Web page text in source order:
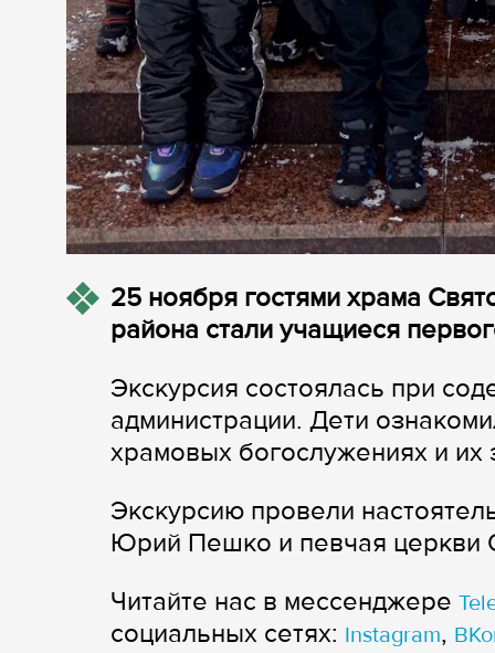
25 ноября гостями храма
района стали учащиеся
Экскурсия состоялась при
администрации. Дети
храмовых богослужениях и их
Экскурсию провели
Юрий Пешко и певчая церкви
Читайте нас в мессенджере
cоциальных сетях: Instagram,